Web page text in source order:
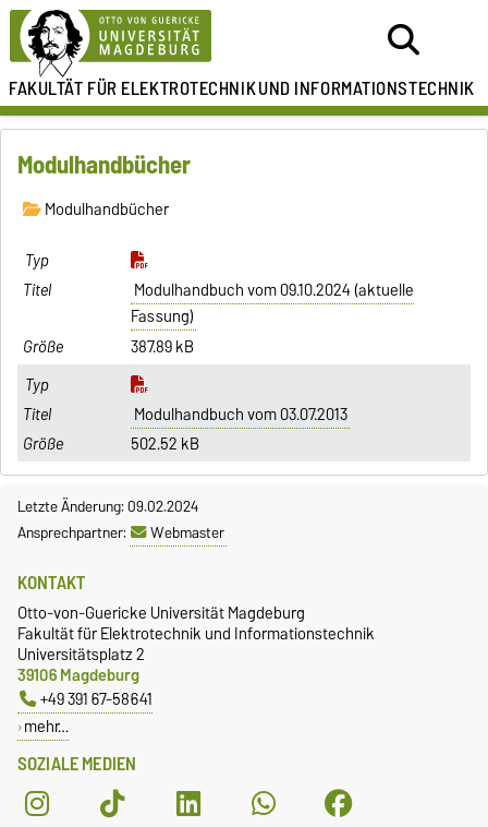
FAKULTÄT FÜR ELEKTROTECHNIKUND INFORMATIONSTECHNIK
Modulhandbücher
Modulhandbücher
Modulhandbuch vom 09.10.2024 (aktuelle
Fassung)
387.89 kB
Modulhandbuch vom 03.07.2013
502.52 kB
Letzte Änderung: 09.02.2024
Ansprechpartner:
Webmaster
SOZIALE MEDIEN
KONTAKT
Otto-von-Guericke Universität Magdeburg
Fakultät für Elektrotechnik und Informationstechnik
Universitätsplatz 2
39106 Magdeburg
+49 391 67-58641
mehr…